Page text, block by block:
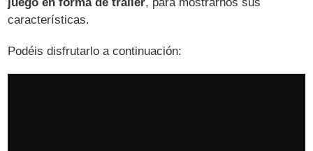
características.
Podéis disfrutarlo a continuación: